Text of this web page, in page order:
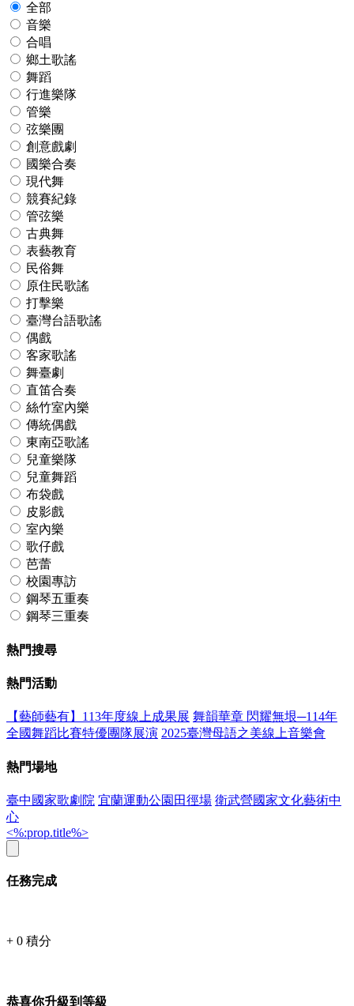
全部
音樂
合唱
鄉土歌謠
舞蹈
行進樂隊
管樂
弦樂團
創意戲劇
國樂合奏
現代舞
競賽紀錄
管弦樂
古典舞
表藝教育
民俗舞
原住民歌謠
打擊樂
臺灣台語歌謠
偶戲
客家歌謠
舞臺劇
直笛合奏
絲竹室內樂
傳統偶戲
東南亞歌謠
兒童樂隊
兒童舞蹈
布袋戲
皮影戲
室內樂
歌仔戲
芭蕾
校園專訪
鋼琴五重奏
鋼琴三重奏
熱門搜尋
熱門活動
【藝師藝有】113年度線上成果展 舞韻華章 閃耀無垠─114年
全國舞蹈比賽特優團隊展演 2025臺灣母語之美線上音樂會
熱門場地
臺中國家歌劇院 宜蘭運動公園田徑場 衛武營國家文化藝術中
心
<%:prop.title%>
任務完成
+ 0 積分
恭喜你升級到等級